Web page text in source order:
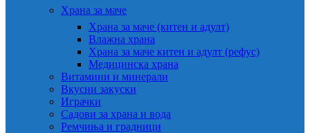
Храна за маче
Храна за маче (китен и адулт)
Влажна храна
Храна за маче китен и адулт (рефус)
Медицинска храна
Витамини и минерали
Вкусни закуски
Играчки
Садови за храна и вода
Ремчиња и градници